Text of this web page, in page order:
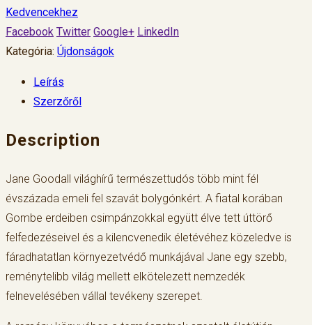
Kedvencekhez
Facebook Twitter Google+ LinkedIn
Kategória: Újdonságok
Leírás
Szerzőről
Description
Jane Goodall világhírű természettudós több mint fél
évszázada emeli fel szavát bolygónkért. A fiatal korában
Gombe erdeiben csimpánzokkal együtt élve tett úttörő
felfedezéseivel és a kilencvenedik életévéhez közeledve is
fáradhatatlan környezetvédő munkájával Jane egy szebb,
reménytelibb világ mellett elkötelezett nemzedék
felnevelésében vállal tevékeny szerepet.